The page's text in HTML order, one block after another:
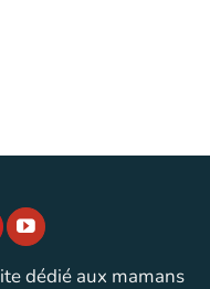
dédié aux mamans